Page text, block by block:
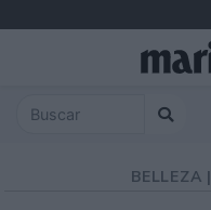
BELLEZA |